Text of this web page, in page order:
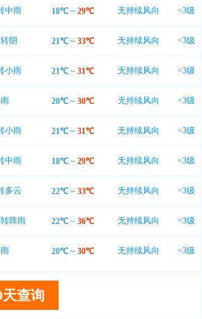
中雨 18℃~ 29℃ 无持续风向 <3级
阴 21℃~ 33℃ 无持续风向 <3级
小雨 21℃~ 31℃ 无持续风向 <3级
20℃~ 30℃ 无持续风向 <3级
小雨 21℃~ 31℃ 无持续风向 <3级
中雨 18℃~ 29℃ 无持续风向 <3级
多云 22℃~ 33℃ 无持续风向 <3级
阵雨 22℃~ 36℃ 无持续风向 <3级
20℃~ 30℃ 无持续风向 <3级
查询